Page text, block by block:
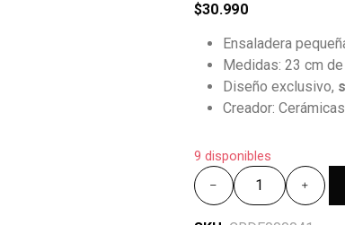
$30.990
Ensaladera
Medidas: 23 cm
Diseño exclusivo,
Creador:
9 disponibles